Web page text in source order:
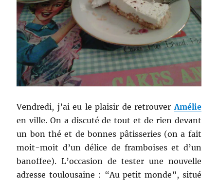
Vendredi, j’ai eu le plaisir de retrouverAmélie
en ville. On a discuté de tout et de rien devant
un bon thé et de bonnes pâtisseries (on a fait
moit-moit d’un délice de framboises et d’un
banoffee). L’occasion de tester une nouvelle
adresse toulousaine : “Au petit monde”, situé